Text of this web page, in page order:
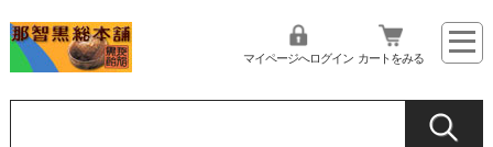
マイページへログイン カートをみる